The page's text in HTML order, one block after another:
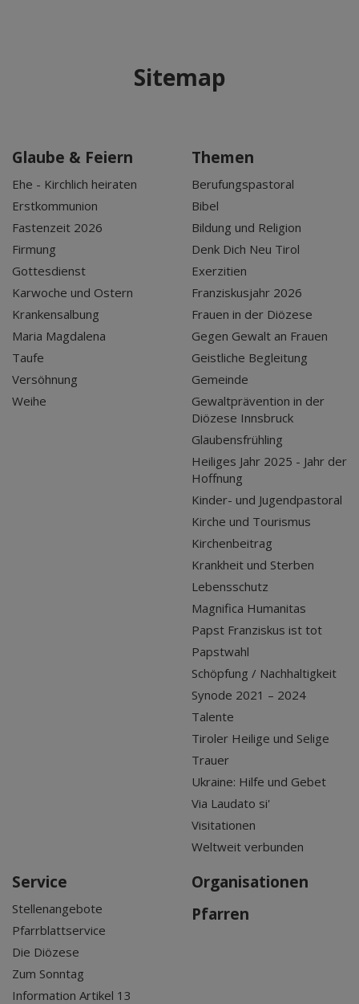
Sitemap
Glaube & Feiern
Ehe - Kirchlich heiraten
Erstkommunion
Fastenzeit 2026
Firmung
Gottesdienst
Karwoche und Ostern
Krankensalbung
Maria Magdalena
Taufe
Versöhnung
Weihe
Themen
Berufungspastoral
Bibel
Bildung und Religion
Denk Dich Neu Tirol
Exerzitien
Franziskusjahr 2026
Frauen in der Diözese
Gegen Gewalt an Frauen
Geistliche Begleitung
Gemeinde
Gewaltprävention in der
Diözese Innsbruck
Glaubensfrühling
Heiliges Jahr 2025 - Jahr der
Hoffnung
Kinder- und Jugendpastoral
Kirche und Tourismus
Kirchenbeitrag
Krankheit und Sterben
Lebensschutz
Magnifica Humanitas
Papst Franziskus ist tot
Papstwahl
Schöpfung / Nachhaltigkeit
Synode 2021 – 2024
Talente
Tiroler Heilige und Selige
Trauer
Ukraine: Hilfe und Gebet
Via Laudato si'
Visitationen
Weltweit verbunden
Service
Stellenangebote
Pfarrblattservice
Die Diözese
Zum Sonntag
Information Artikel 13
Organisationen
Pfarren